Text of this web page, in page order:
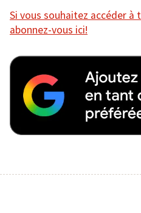
Si vous souhaitez accéder à
abonnez-vous ici!